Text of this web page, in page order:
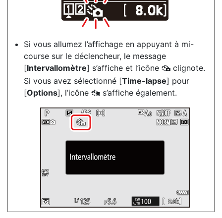
Si vous allumez l’affichage en appuyant à mi-
course sur le déclencheur, le message
[Intervallomètre] s’affiche et l’icône 7 clignote.
Si vous avez sélectionné [Time-lapse] pour
[Options], l’icône 8 s’affiche également.